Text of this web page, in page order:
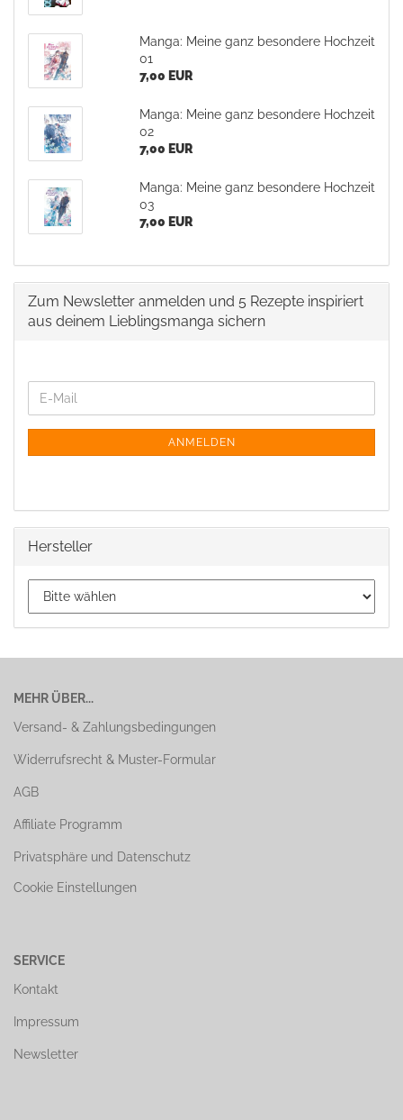
Manga: Meine ganz besondere Hochzeit
01
7,00 EUR
Manga: Meine ganz besondere Hochzeit
02
7,00 EUR
Manga: Meine ganz besondere Hochzeit
03
7,00 EUR
Zum Newsletter anmelden und 5 Rezepte inspiriert
aus deinem Lieblingsmanga sichern
ANMELDEN
Hersteller
MEHR ÜBER...
Versand- & Zahlungsbedingungen
Widerrufsrecht & Muster-Formular
AGB
Affiliate Programm
Privatsphäre und Datenschutz
Cookie Einstellungen
SERVICE
Kontakt
Impressum
Newsletter